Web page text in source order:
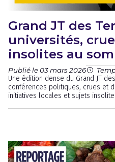
Grand JT des
universités,
insolites au
Publié le 03 mars 2026
Une édition dense du Grand JT
conférences politiques, crues et
initiatives locales et sujets